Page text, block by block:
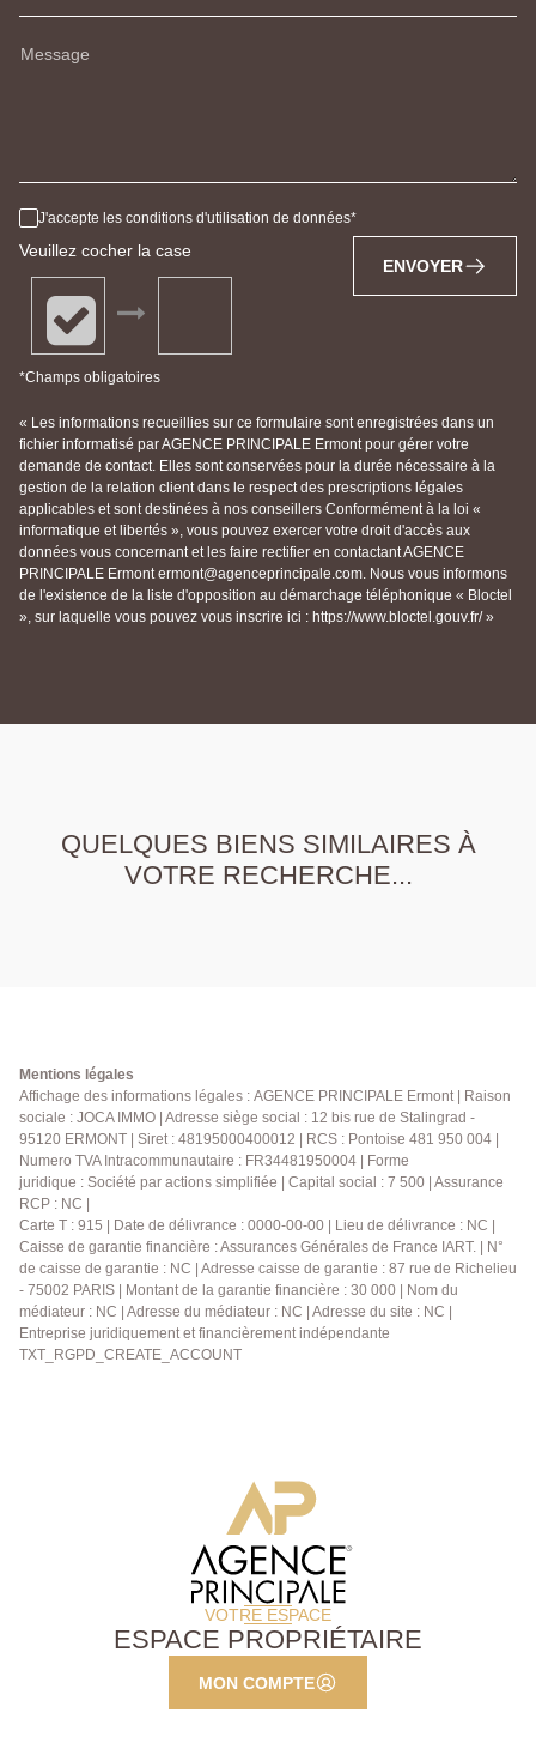
Message
J'accepte les conditions d'utilisation de données
Veuillez cocher la case
*Champs obligatoires
ENVOYER
« Les informations recueillies sur ce formulaire sont enregistrées dans un
fichier informatisé par AGENCE PRINCIPALE Ermont pour gérer votre
demande de contact. Elles sont conservées pour la durée nécessaire à la
gestion de la relation client dans le respect des prescriptions légales
applicables et sont destinées à nos conseillers Conformément à la loi «
informatique et libertés », vous pouvez exercer votre droit d'accès aux
données vous concernant et les faire rectifier en contactant AGENCE
PRINCIPALE Ermont ermont@agenceprincipale.com. Nous vous informons
de l'existence de la liste d'opposition au démarchage téléphonique « Bloctel
», sur laquelle vous pouvez vous inscrire ici : https://www.bloctel.gouv.fr/ »
QUELQUES BIENS SIMILAIRES À
VOTRE RECHERCHE...
Mentions légales
Affichage des informations légales : AGENCE PRINCIPALE Ermont | Raison
sociale : JOCA IMMO | Adresse siège social : 12 bis rue de Stalingrad -
95120 ERMONT | Siret : 48195000400012 | RCS : Pontoise 481 950 004 |
Numero TVA Intracommunautaire : FR34481950004 | Forme
juridique : Société par actions simplifiée | Capital social : 7 500 | Assurance
RCP : NC |
Carte T : 915 | Date de délivrance : 0000-00-00 | Lieu de délivrance : NC |
Caisse de garantie financière : Assurances Générales de France IART. | N°
de caisse de garantie : NC | Adresse caisse de garantie : 87 rue de Richelieu
- 75002 PARIS | Montant de la garantie financière : 30 000 | Nom du
médiateur : NC | Adresse du médiateur : NC | Adresse du site : NC |
Entreprise juridiquement et financièrement indépendante
TXT_RGPD_CREATE_ACCOUNT
VOTRE ESPACE
ESPACE PROPRIÉTAIRE
MON COMPTE